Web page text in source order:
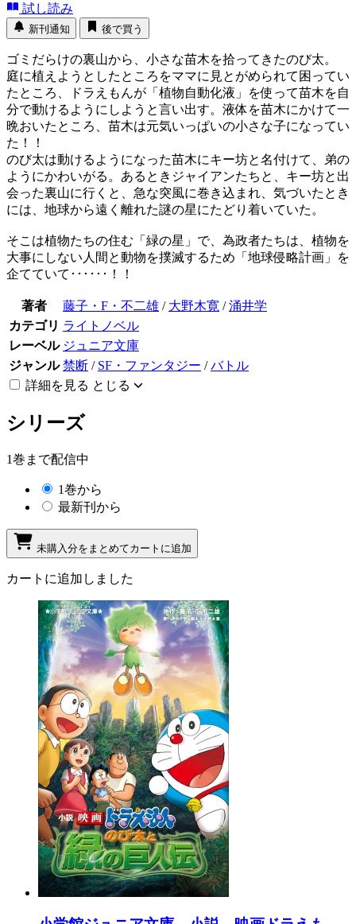
試し読み
新刊通知 後で買う
ゴミだらけの裏山から、小さな苗木を拾ってきたのび太。
庭に植えようとしたところをママに見とがめられて困ってい
たところ、ドラえもんが「植物自動化液」を使って苗木を自
分で動けるようにしようと言い出す。液体を苗木にかけて一
晩おいたところ、苗木は元気いっぱいの小さな子になってい
た！！
のび太は動けるようになった苗木にキー坊と名付けて、弟の
ようにかわいがる。あるときジャイアンたちと、キー坊と出
会った裏山に行くと、急な突風に巻き込まれ、気づいたとき
には、地球から遠く離れた謎の星にたどり着いていた。
そこは植物たちの住む「緑の星」で、為政者たちは、植物を
大事にしない人間と動物を撲滅するため「地球侵略計画」を
企てていて･･････！！
著者 藤子・F・不二雄 / 大野木寛 /涌井学
カテゴリ ライトノベル
レーベル ジュニア文庫
ジャンル 禁断 / SF・ファンタジー /バトル
詳細を見る とじる
シリーズ
1巻まで配信中
1巻から
最新刊から
未購入分をまとめてカートに追加
カートに追加しました